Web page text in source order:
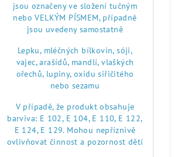
jsou označeny ve složení tučným
nebo VELKÝM PÍSMEM, případně
jsou uvedeny samostatně
Lepku, mléčných bílkovin, sóji,
vajec, arašídů, mandlí, vlaškých
ořechů, lupiny, oxidu siřičitého
nebo sezamu
V případě, že produkt obsahuje
barviva: E 102, E 104, E 110, E 122,
E 124, E 129. Mohou nepříznivě
ovlivňovat činnost a pozornost dětí